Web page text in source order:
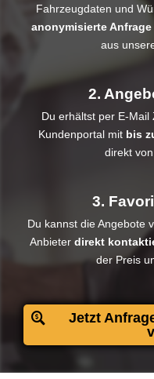
Fahrzeugdaten und
anonymisierte Anfrage
aus
2.
Du erhältst per E-
Kundenportal mit bis
direkt
3.
Du kannst die Angebote
Anbieter direkt
der Preis
Jetzt